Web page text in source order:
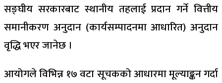
सङ्घीय सरकारबाट स्थानीय तहलाई प्रदान गर्ने वित्तीय
समानीकरण अनुदान (कार्यसम्पादनमा आधारित) अनुदान
वृद्धि भएर जानेछ ।
आयोगले विभिन्न १७ वटा सूचकको आधारमा मूल्याङ्कन गर्दा